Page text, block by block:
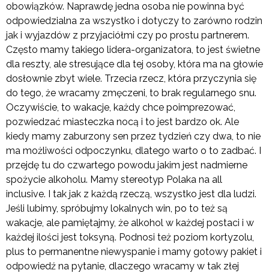
obowiązków. Naprawdę jedna osoba nie powinna być
odpowiedzialna za wszystko i dotyczy to zarówno rodzin
jak i wyjazdów z przyjaciółmi czy po prostu partnerem.
Często mamy takiego lidera-organizatora, to jest świetne
dla reszty, ale stresujące dla tej osoby, która ma na głowie
dosłownie zbyt wiele. Trzecia rzecz, która przyczynia się
do tego, że wracamy zmęczeni, to brak regularnego snu.
Oczywiście, to wakacje, każdy chce poimprezować,
pozwiedzać miasteczka nocą i to jest bardzo ok. Ale
kiedy mamy zaburzony sen przez tydzień czy dwa, to nie
ma możliwości odpoczynku, dlatego warto o to zadbać. I
przejdę tu do czwartego powodu jakim jest nadmierne
spożycie alkoholu. Mamy stereotyp Polaka na all
inclusive. I tak jak z każdą rzeczą, wszystko jest dla ludzi.
Jeśli lubimy, spróbujmy lokalnych win, po to też są
wakacje, ale pamiętajmy, że alkohol w każdej postaci i w
każdej ilości jest toksyną. Podnosi też poziom kortyzolu,
plus to permanentne niewyspanie i mamy gotowy pakiet i
odpowiedź na pytanie, dlaczego wracamy w tak złej